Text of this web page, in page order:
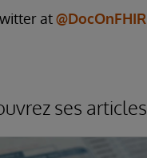
at@DocOnFHIR
ses articles